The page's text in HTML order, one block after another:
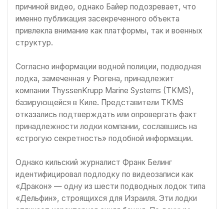
причиной видео, однако Байер подозревает, что
именно публикация засекреченного объекта
привлекла внимание как платформы, так и военных
структур.
Согласно информации водной полиции, подводная
лодка, замеченная у Рюгена, принадлежит
компании ThyssenKrupp Marine Systems (TKMS),
базирующейся в Киле. Представители TKMS
отказались подтверждать или опровергать факт
принадлежности лодки компании, сославшись на
«строгую секретность» подобной информации.
Однако кильский журналист Франк Белинг
идентифицировал подлодку по видеозаписи как
«Дракон» — одну из шести подводных лодок типа
«Дельфин», строящихся для Израиля. Эти лодки